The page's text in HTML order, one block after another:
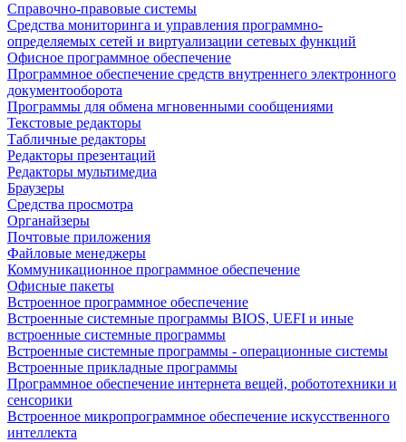
Справочно-правовые системы
Средства мониторинга и управления программно-
определяемых сетей и виртуализации сетевых функций
Офисное программное обеспечение
Программное обеспечение средств внутреннего электронного
документооборота
Программы для обмена мгновенными сообщениями
Текстовые редакторы
Табличные редакторы
Редакторы презентаций
Редакторы мультимедиа
Браузеры
Средства просмотра
Органайзеры
Почтовые приложения
Файловые менеджеры
Коммуникационное программное обеспечение
Офисные пакеты
Встроенное программное обеспечение
Встроенные системные программы BIOS, UEFI и иные
встроенные системные программы
Встроенные системные программы - операционные системы
Встроенные прикладные программы
Программное обеспечение интернета вещей, робототехники и
сенсорики
Встроенное микропрограммное обеспечение искусственного
интеллекта